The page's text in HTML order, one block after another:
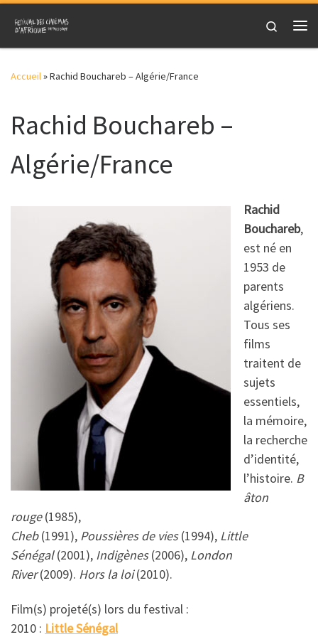
Skip to content
Search
Accueil»Rachid Bouchareb – Algérie/France
Rachid Bouchareb –
Algérie/France
Rachid
Bouchareb,
est né en
1953 de
parents
algériens.
Tous ses
films
traitent de
sujets
essentiels,
la mémoire,
la recherche
d’identité,
l’histoire. B
âton
rouge(1985),
Cheb(1991), Poussières de vies(1994), Little
Sénégal(2001), Indigènes(2006), London
River(2009). Hors la loi(2010).
Film(s) projeté(s) lors du festival :
2010 : Little Sénégal